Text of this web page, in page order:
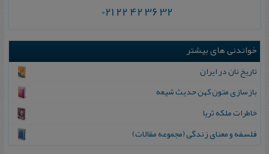
021 22 42 36 32
خواندنی های بیشتر
تاریخ نان در ایران
بازسازی متون کهن حدیث شیعه
خاطرات‌ ملکه‌ ثریا
فلسفه و معنای زندگی (مجموعه مقالات)